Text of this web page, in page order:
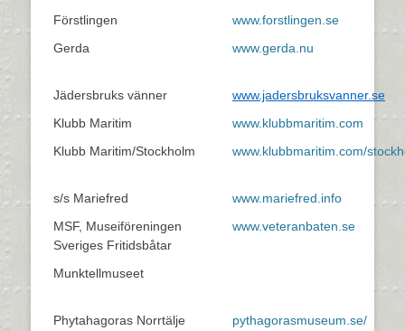
Förstlingen
www.forstlingen.se
Gerda
www.gerda.nu
Jädersbruks vänner
www.jadersbruksvanner.se
Klubb Maritim
www.klubbmaritim.com
Klubb Maritim/Stockholm
www.klubbmaritim.com/
s/s Mariefred
www.mariefred.info
MSF, Museiföreningen
Sveriges Fritidsbåtar
www.veteranbaten.se
Munktellmuseet
Phytahagoras Norrtälje
pythagorasmuseum.se/